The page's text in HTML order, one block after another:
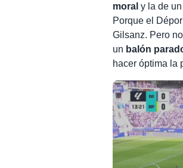
moral y la de
Porque el
Gilsanz. Pero
un balón
hacer óptima la